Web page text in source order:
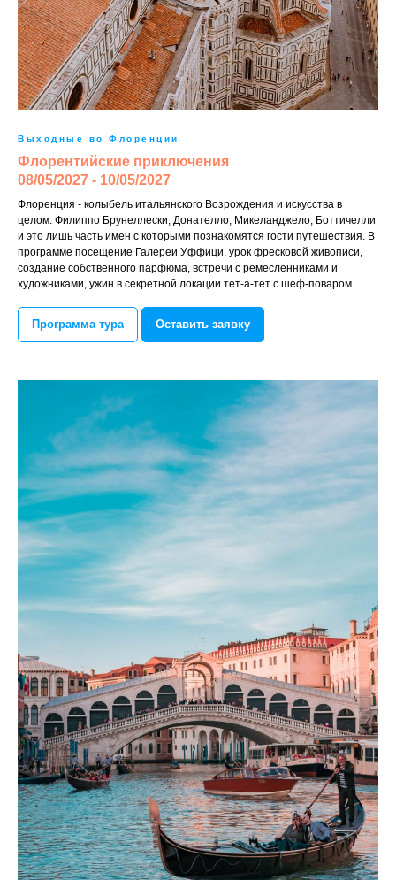
Выходные во Флоренции
Флорентийские приключения
08/05/2027 - 10/05/2027
Флоренция - колыбель итальянского Возрождения и искусства в
целом. Филиппо Брунеллески, Донателло, Микеланджело, Боттичелли
и это лишь часть имен с которыми познакомятся гости путешествия. В
программе посещение Галереи Уффици, урок фресковой живописи,
создание собственного парфюма, встречи с ремесленниками и
художниками, ужин в секретной локации тет-а-тет с шеф-поваром.
Программа тура Оставить заявку